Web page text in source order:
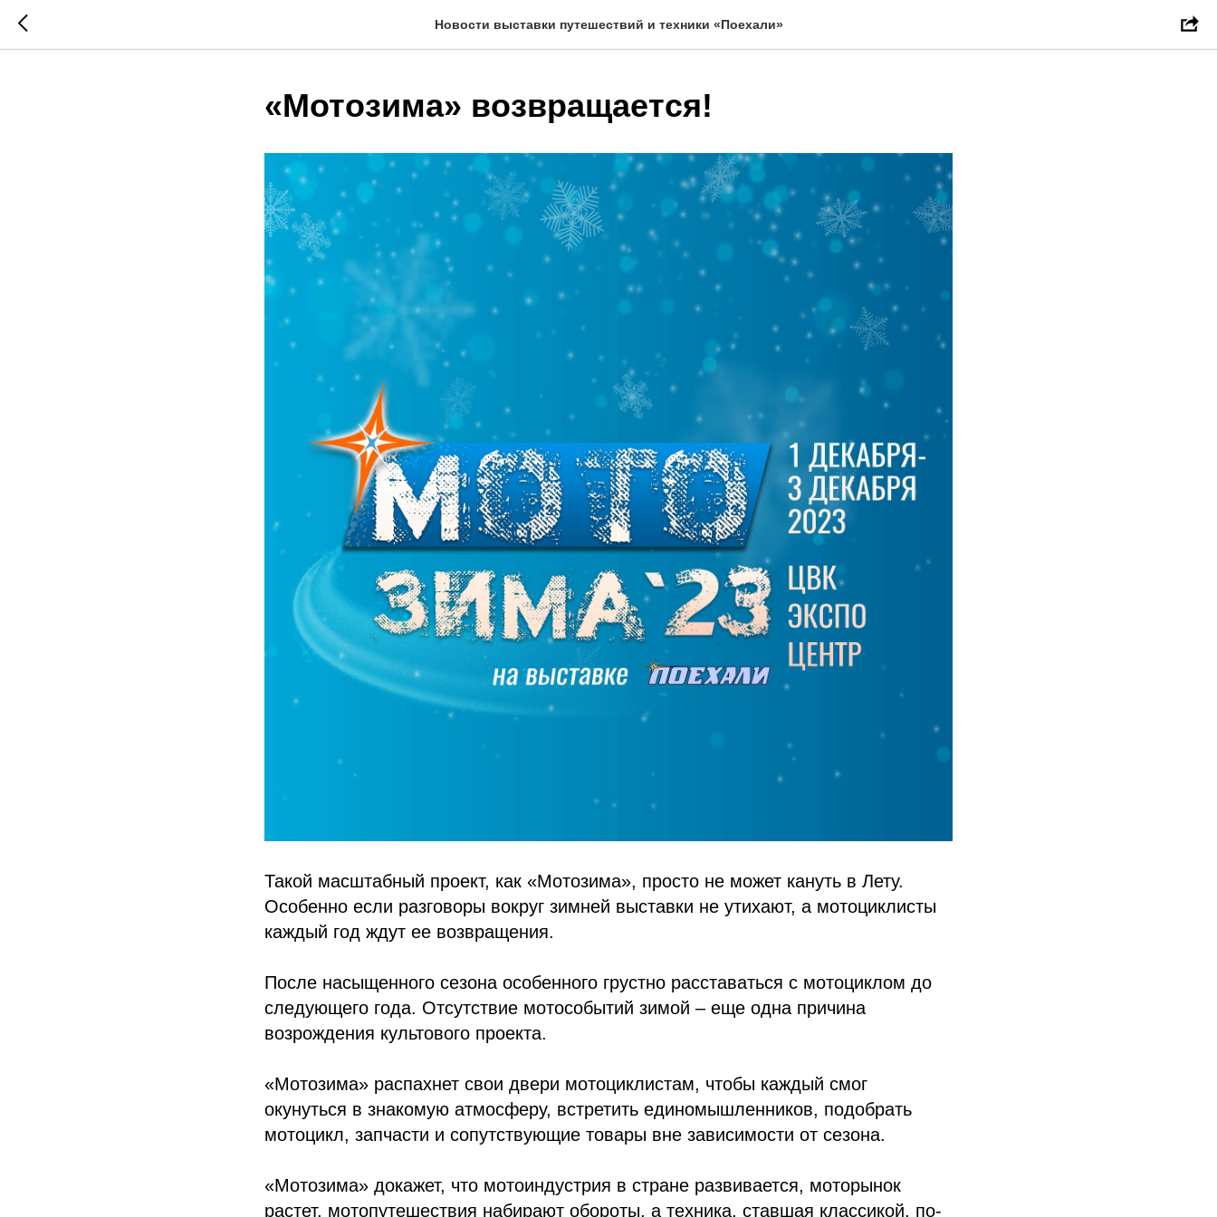
Новости выставки путешествий и техники «Поехали»
«Мотозима» возвращается!
Такой масштабный проект, как «Мотозима», просто не может кануть в Лету.
Особенно если разговоры вокруг зимней выставки не утихают, а мотоциклисты
каждый год ждут ее возвращения.
После насыщенного сезона особенного грустно расставаться с мотоциклом до
следующего года. Отсутствие мотособытий зимой – еще одна причина
возрождения культового проекта.
«Мотозима» распахнет свои двери мотоциклистам, чтобы каждый смог
окунуться в знакомую атмосферу, встретить единомышленников, подобрать
мотоцикл, запчасти и сопутствующие товары вне зависимости от сезона.
«Мотозима» докажет, что мотоиндустрия в стране развивается, моторынок
растет, мотопутешествия набирают обороты, а техника, ставшая классикой, по-